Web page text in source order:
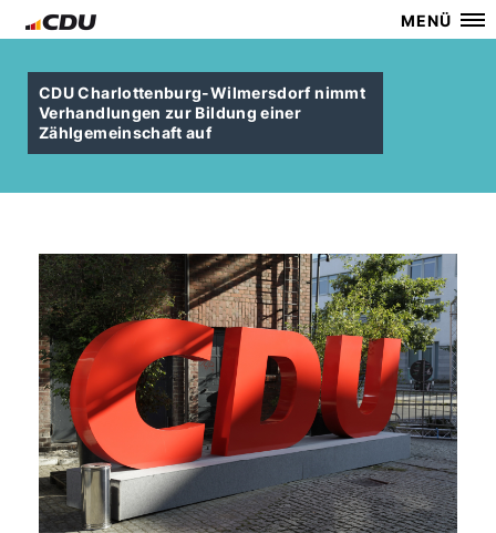
MENÜ
CDU Charlottenburg-Wilmersdorf nimmt
Verhandlungen zur Bildung einer
Zählgemeinschaft auf